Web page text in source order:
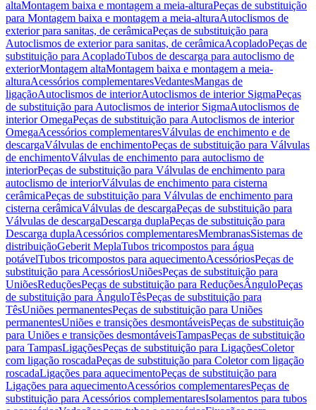
altaMontagem baixa e montagem a meia-alturaPeças de substituição
para Montagem baixa e montagem a meia-alturaAutoclismos de
exterior para sanitas, de cerâmicaPeças de substituição para
Autoclismos de exterior para sanitas, de cerâmicaAcopladoPeças de
substituição para AcopladoTubos de descarga para autoclismo de
exteriorMontagem altaMontagem baixa e montagem a meia-
alturaAcessórios complementaresVedantesMangas de
ligaçãoAutoclismos de interiorAutoclismos de interior SigmaPeças
de substituição para Autoclismos de interior SigmaAutoclismos de
interior OmegaPeças de substituição para Autoclismos de interior
OmegaAcessórios complementaresVálvulas de enchimento e de
descargaVálvulas de enchimentoPeças de substituição para Válvulas
de enchimentoVálvulas de enchimento para autoclismo de
interiorPeças de substituição para Válvulas de enchimento para
autoclismo de interiorVálvulas de enchimento para cisterna
cerâmicaPeças de substituição para Válvulas de enchimento para
cisterna cerâmicaVálvulas de descargaPeças de substituição para
Válvulas de descargaDescarga duplaPeças de substituição para
Descarga duplaAcessórios complementaresMembranasSistemas de
distribuiçãoGeberit MeplaTubos tricompostos para água
potávelTubos tricompostos para aquecimentoAcessóriosPeças de
substituição para AcessóriosUniõesPeças de substituição para
UniõesReduçõesPeças de substituição para ReduçõesÂnguloPeças
de substituição para ÂnguloTêsPeças de substituição para
TêsUniões permanentesPeças de substituição para Uniões
permanentesUniões e transições desmontáveisPeças de substituição
para Uniões e transições desmontáveisTampasPeças de substituição
para TampasLigaçõesPeças de substituição para LigaçõesColetor
com ligação roscadaPeças de substituição para Coletor com ligação
roscadaLigações para aquecimentoPeças de substituição para
Ligações para aquecimentoAcessórios complementaresPeças de
substituição para Acessórios complementaresIsolamentos para tubos